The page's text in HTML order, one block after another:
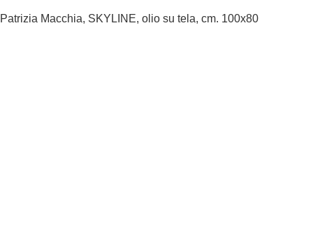
Patrizia Macchia, SKYLINE, olio su tela, cm. 100x80